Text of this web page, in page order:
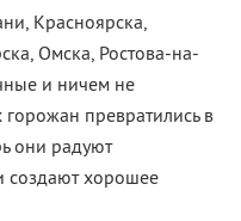
Красноярска,
Омска, Ростова-на-
и ничем не
превратились в
они радуют
хорошее